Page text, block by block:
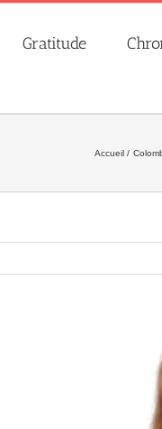
Gratitude
Accueil